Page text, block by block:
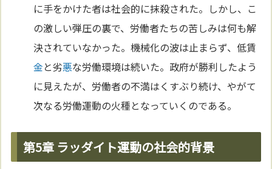
に手をかけた者は社会的に抹殺された。しかし、こ
の激しい弾圧の裏で、労働者たちの苦しみは何も解
決されていなかった。機械化の波は止まらず、低賃
金と劣悪な労働環境は続いた。政府が勝利したよう
に見えたが、労働者の不満はくすぶり続け、やがて
次なる労働運動の火種となっていくのである。
第5章 ラッダイト運動の社会的背景